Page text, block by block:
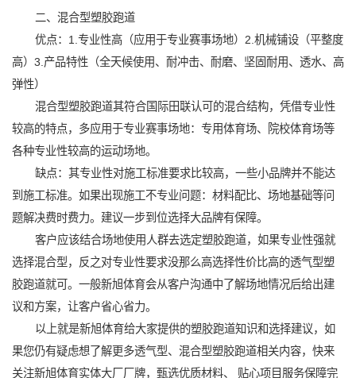
二、混合型塑胶跑道
优点：1.专业性高（应用于专业赛事场地）2.机械铺设（平整度
高）3.产品特性（全天候使用、耐冲击、耐磨、坚固耐用、透水、高
弹性）
混合型塑胶跑道其符合国际田联认可的混合结构，凭借专业性
较高的特点，多应用于专业赛事场地：专用体育场、院校体育场等
各种专业性较高的运动场地。
缺点：其专业性对施工标准要求比较高，一些小品牌并不能达
到施工标准。如果出现施工不专业问题：材料配比、场地基础等问
题解决费时费力。建议一步到位选择大品牌有保障。
客户应该结合场地使用人群去选定塑胶跑道，如果专业性强就
选择混合型，反之对专业性要求没那么高选择性价比高的透气型塑
胶跑道就可。一般新旭体育会从客户沟通中了解场地情况后给出建
议和方案，让客户省心省力。
以上就是新旭体育给大家提供的塑胶跑道知识和选择建议，如
果您仍有疑虑想了解更多透气型、混合型塑胶跑道相关内容，快来
关注新旭体育实体大厂厂牌，甄选优质材料、 贴心项目服务保障完